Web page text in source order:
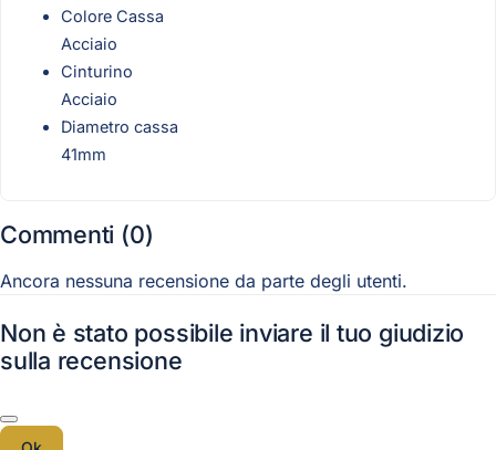
Colore Cassa
Acciaio
Cinturino
Acciaio
Diametro cassa
41mm
Commenti (0)
Ancora nessuna recensione da parte degli utenti.
Non è stato possibile inviare il tuo giudizio
sulla recensione